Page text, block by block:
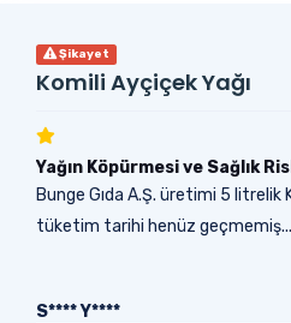
Şikayet
Komili Ayçiçek Yağı
Yağın Köpürmesi ve Sağlık
Bunge Gıda A.Ş. üretimi 5 litrelik
tüketim tarihi henüz geçmemiş...
S**** Y****